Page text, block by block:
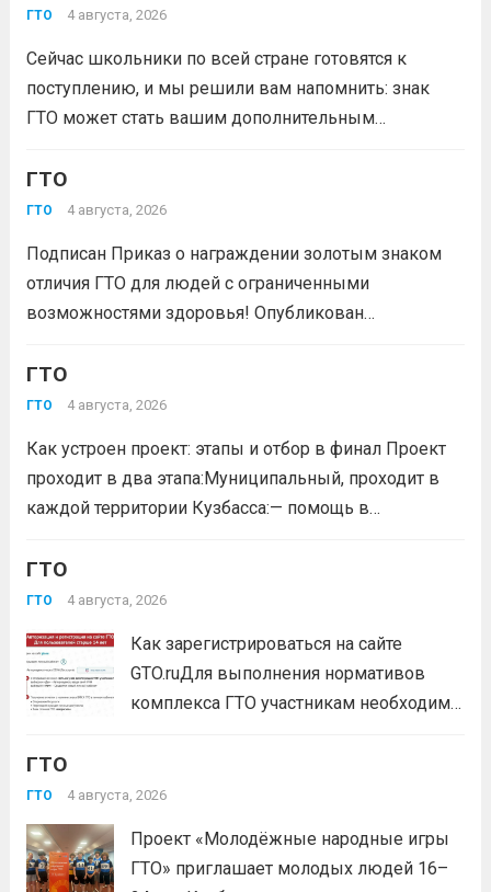
победители муниципального этапа проектной
Кузбасса.Состав команды 6 человек, 3 участника
из...Читать дальше
ГТО 4 августа, 2026
Сейчас школьники по всей стране готовятся к
поступлению, и мы решили вам напомнить: знак
ГТО может стать вашим дополнительным
Многие университеты начисляют абитуриентам
баллы за индивидуальные достижения — и знак
ГТО
ГТО 4 августа, 2026
Подписан Приказ о награждении золотым знаком
отличия ГТО для людей с ограниченными
возможностями здоровья! Опубликован
Российской Федерации № 229 НГ от 22 июля 2026
года. Документ утверждает список граждан,
Всероссийского физкультурно-спортивного
комплекса...Читать дальше
ГТО
ГТО 4 августа, 2026
Как устроен проект: этапы и отбор в финал Проект
проходит в два этапа:Муниципальный, проходит в
каждой территории Кузбасса:— помощь в
класс по правильной технике выполнения
нормативов комплекса ГТО;— тренировочные
Читать дальше
ГТО
ГТО 4 августа, 2026
Как зарегистрироваться на сайте
GTO.ruДля выполнения нормативов
комплекса ГТО участникам необходимо
выбери своё муниципальное
приходи на площадку. Возьми
документ, удостоверяющий личность,
ГТО
ГТО 4 августа, 2026
Проект «Молодёжные народные игры
ГТО» приглашает молодых людей 16–